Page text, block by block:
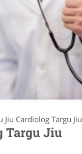
Jiu Cardiolog Targu Jiu
Targu Jiu